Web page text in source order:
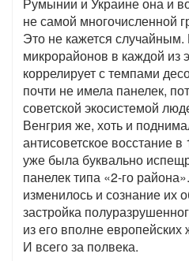
не самой многочисленной
Это не кажется
микрорайонов в каждой из
коррелирует с темпами
почти не имела панелек,
советской экосистемой
Венгрия же, хоть и
антисоветское восстание
уже была буквально
панелек типа «2-го
изменилось и сознание их
застройка
из его вполне европейских
И всего за полвека.